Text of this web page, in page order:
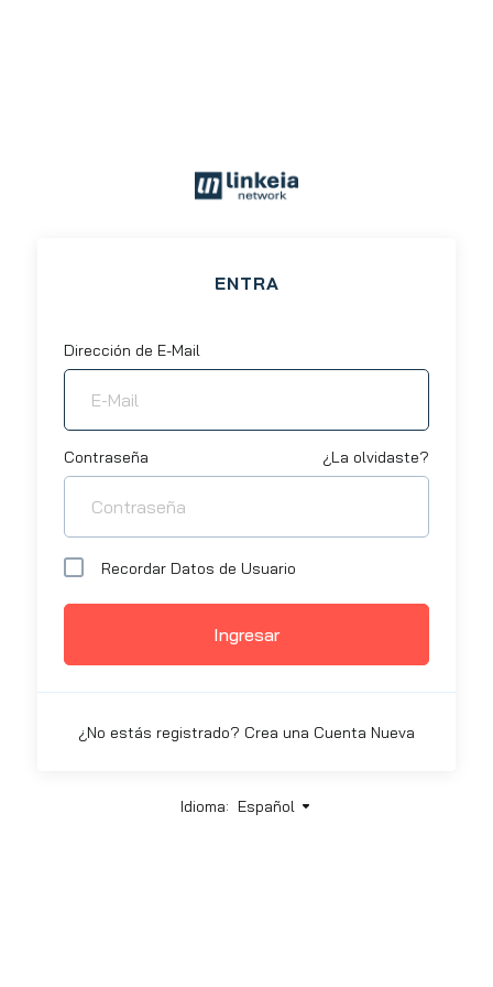
ENTRA
Dirección de E-Mail
Contraseña ¿La olvidaste?
Recordar Datos de Usuario
Ingresar
¿No estás registrado? Crea una Cuenta Nueva
Idioma: Español